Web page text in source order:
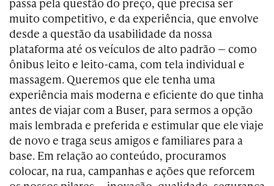
muito competitivo, e da experiência, que envolve
desde a questão da usabilidade da nossa
plataforma até os veículos de alto padrão — como
ônibus leito e leito-cama, com tela individual e
massagem. Queremos que ele tenha uma
experiência mais moderna e eficiente do que tinha
antes de viajar com a Buser, para sermos a opção
mais lembrada e preferida e estimular que ele viaje
de novo e traga seus amigos e familiares para a
base. Em relação ao conteúdo, procuramos
colocar, na rua, campanhas e ações que reforcem